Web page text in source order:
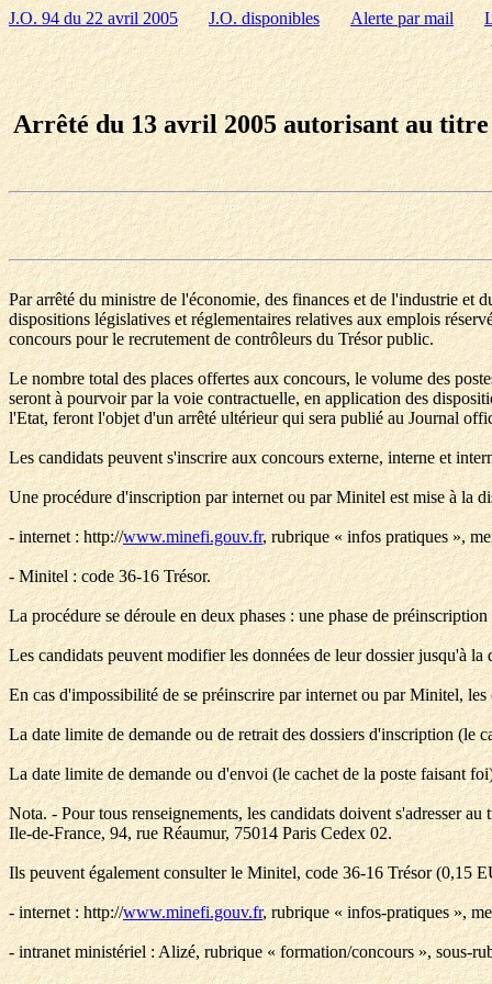
J.O. 94 du 22 avril 2005 J.O. disponibles Alerte par mail
Arrêté du 13 avril 2005 autorisant au
Par arrêté du ministre de l'économie, des finances et de l'industrie et
dispositions législatives et réglementaires relatives aux emplois
concours pour le recrutement de contrôleurs du Trésor public.
Le nombre total des places offertes aux concours, le volume des
seront à pourvoir par la voie contractuelle, en application des
l'Etat, feront l'objet d'un arrêté ultérieur qui sera publié au Journal
Les candidats peuvent s'inscrire aux concours externe, interne et
Une procédure d'inscription par internet ou par Minitel est mise à la
- internet : http://www.minefi.gouv.fr, rubrique « infos pratiques »,
- Minitel : code 36-16 Trésor.
La procédure se déroule en deux phases : une phase de
Les candidats peuvent modifier les données de leur dossier jusqu'à
En cas d'impossibilité de se préinscrire par internet ou par Minitel,
La date limite de demande ou de retrait des dossiers d'inscription (le
La date limite de demande ou d'envoi (le cachet de la poste faisant
Nota. - Pour tous renseignements, les candidats doivent s'adresser
Ile-de-France, 94, rue Réaumur, 75014 Paris Cedex 02.
Ils peuvent également consulter le Minitel, code 36-16 Trésor (0,15
- internet : http://www.minefi.gouv.fr, rubrique « infos-pratiques »,
- intranet ministériel : Alizé, rubrique « formation/concours », sous-